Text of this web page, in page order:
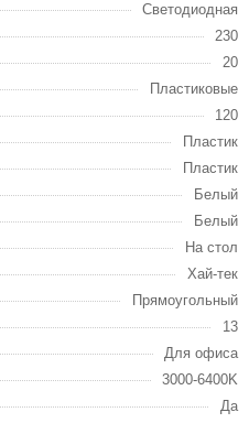
Светодиодная
230
20
Пластиковые
120
Пластик
Пластик
Белый
Белый
На стол
Хай-тек
Прямоугольный
13
Для офиса
3000-6400K
Да